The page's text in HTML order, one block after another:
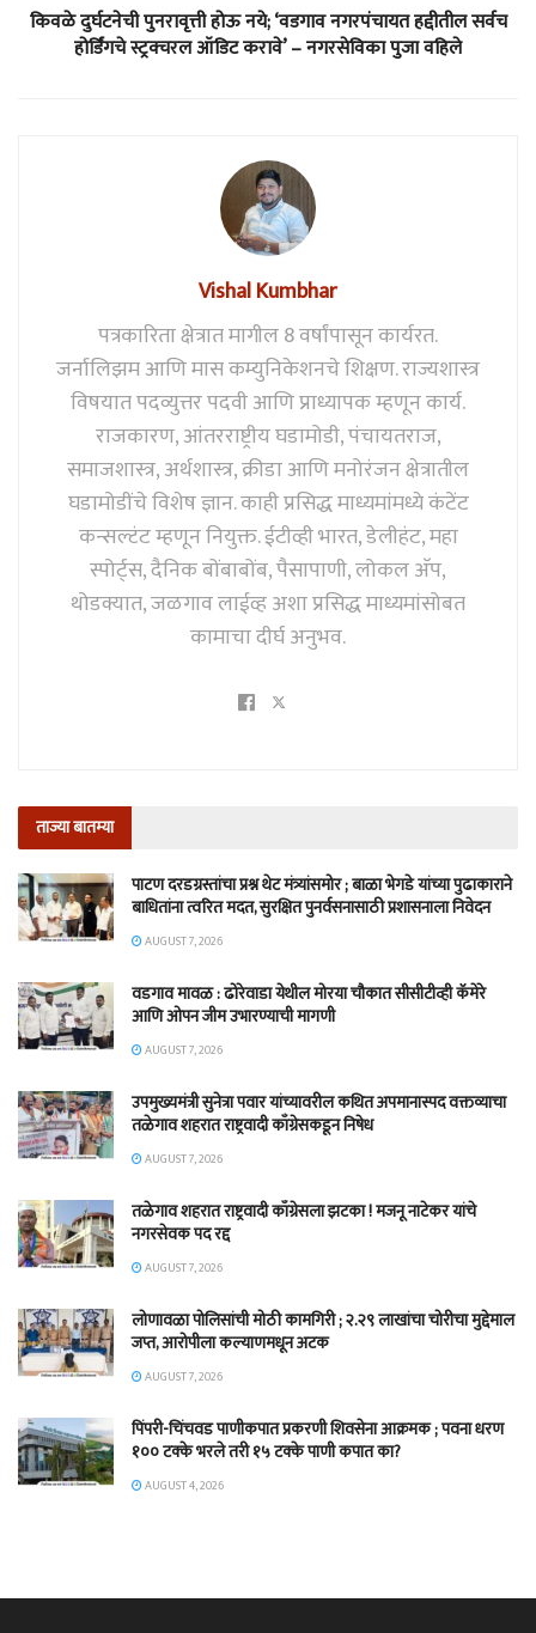
किवळे दुर्घटनेची पुनरावृत्ती होऊ नये; ‘वडगाव नगरपंचायत हद्दीतील सर्वच
होर्डिंगचे स्ट्रक्चरल ऑडिट करावे’ – नगरसेविका पुजा वहिले
Vishal Kumbhar
पत्रकारिता क्षेत्रात मागील 8 वर्षांपासून कार्यरत.
जर्नालिझम आणि मास कम्युनिकेशनचे शिक्षण. राज्यशास्त्र
विषयात पदव्युत्तर पदवी आणि प्राध्यापक म्हणून कार्य.
राजकारण, आंतरराष्ट्रीय घडामोडी, पंचायतराज,
समाजशास्त्र, अर्थशास्त्र, क्रीडा आणि मनोरंजन क्षेत्रातील
घडामोडींचे विशेष ज्ञान. काही प्रसिद्ध माध्यमांमध्ये कंटेंट
कन्सल्टंट म्हणून नियुक्त. ईटीव्ही भारत, डेलीहंट, महा
स्पोर्ट्स, दैनिक बोंबाबोंब, पैसापाणी, लोकल अ‍ॅप,
थोडक्यात, जळगाव लाईव्ह अशा प्रसिद्ध माध्यमांसोबत
कामाचा दीर्घ अनुभव.
ताज्या बातम्या
पाटण दरडग्रस्तांचा प्रश्न थेट मंत्र्यांसमोर ; बाळा भेगडे यांच्या पुढाकाराने
बाधितांना त्वरित मदत, सुरक्षित पुनर्वसनासाठी प्रशासनाला निवेदन
AUGUST 7, 2026
वडगाव मावळ : ढोरेवाडा येथील मोरया चौकात सीसीटीव्ही कॅमेरे
आणि ओपन जीम उभारण्याची मागणी
AUGUST 7, 2026
उपमुख्यमंत्री सुनेत्रा पवार यांच्यावरील कथित अपमानास्पद वक्तव्याचा
तळेगाव शहरात राष्ट्रवादी काँग्रेसकडून निषेध
AUGUST 7, 2026
तळेगाव शहरात राष्ट्रवादी काँग्रेसला झटका ! मजनू नाटेकर यांचे
नगरसेवक पद रद्द
AUGUST 7, 2026
लोणावळा पोलिसांची मोठी कामगिरी ; २.२९ लाखांचा चोरीचा मुद्देमाल
जप्त, आरोपीला कल्याणमधून अटक
AUGUST 7, 2026
पिंपरी-चिंचवड पाणीकपात प्रकरणी शिवसेना आक्रमक ; पवना धरण
१०० टक्के भरले तरी १५ टक्के पाणी कपात का?
AUGUST 4, 2026